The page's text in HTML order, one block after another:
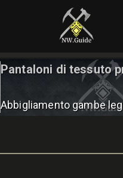
Pantaloni di tessuto
Abbigliamento gambe